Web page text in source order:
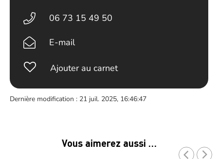
06 73 15 49 50
E-mail
Ajouter au carnet
Dernière modification : 21 juil. 2025, 16:46:47
Vous aimerez aussi …